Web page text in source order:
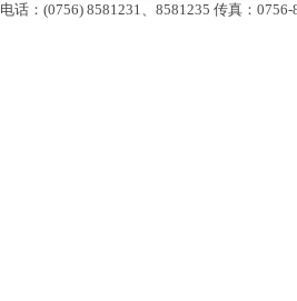
电话：(0756) 8581231、8581235 传真：